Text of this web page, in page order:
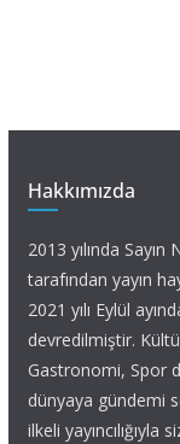
Hakkımızda
2013 yılında
tarafından yayın
2021 yılı Eylül
devredilmiştir.
Gastronomi, Spor
dünyaya gündemi
ilkeli yayıncılığıyla